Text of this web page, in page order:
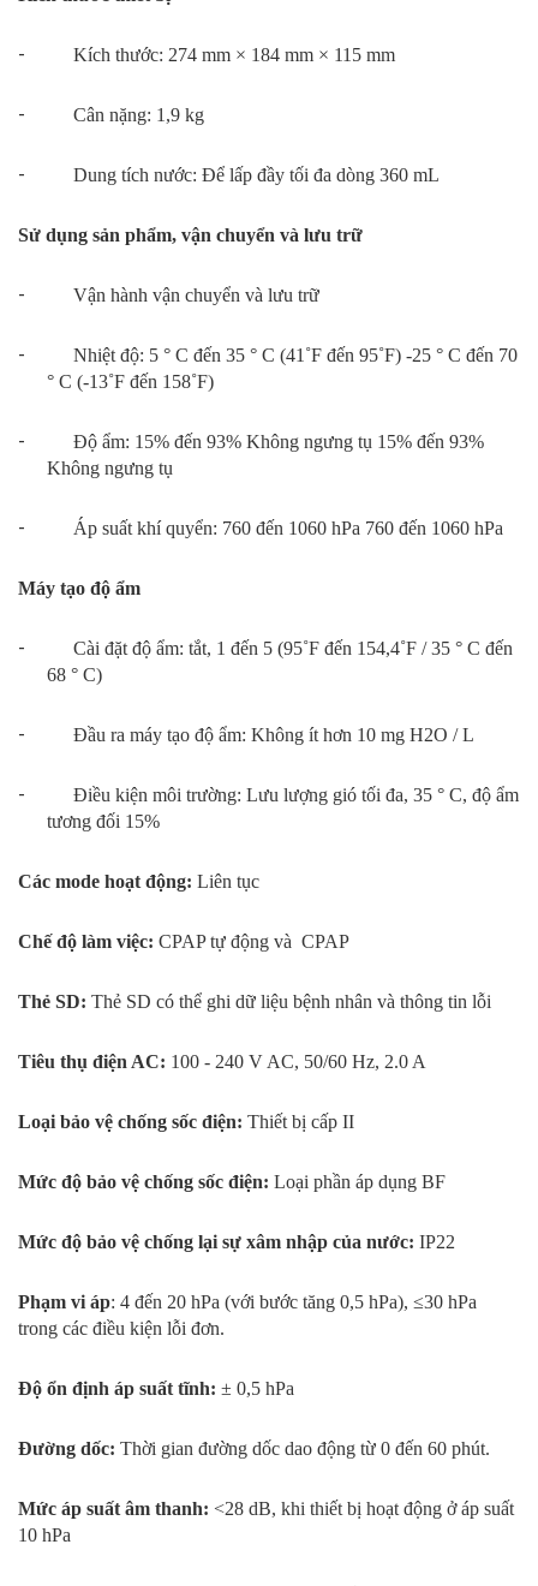
- Kích thước: 274 mm × 184 mm × 115 mm
- Cân nặng: 1,9 kg
- Dung tích nước: Để lấp đầy tối đa dòng 360 mL
Sử dụng sản phẩm, vận chuyển và lưu trữ
- Vận hành vận chuyển và lưu trữ
- Nhiệt độ: 5 ° C đến 35 ° C (41˚F đến 95˚F) -25 ° C đến 70
° C (-13˚F đến 158˚F)
- Độ ẩm: 15% đến 93% Không ngưng tụ 15% đến 93%
Không ngưng tụ
- Áp suất khí quyển: 760 đến 1060 hPa 760 đến 1060 hPa
Máy tạo độ ẩm
- Cài đặt độ ẩm: tắt, 1 đến 5 (95˚F đến 154,4˚F / 35 ° C đến
68 ° C)
- Đầu ra máy tạo độ ẩm: Không ít hơn 10 mg H2O / L
- Điều kiện môi trường: Lưu lượng gió tối đa, 35 ° C, độ ẩm
tương đối 15%
Các mode hoạt động: Liên tục
Chế độ làm việc: CPAP tự động và CPAP
Thẻ SD: Thẻ SD có thể ghi dữ liệu bệnh nhân và thông tin lỗi
Tiêu thụ điện AC: 100 - 240 V AC, 50/60 Hz, 2.0 A
Loại bảo vệ chống sốc điện: Thiết bị cấp II
Mức độ bảo vệ chống sốc điện: Loại phần áp dụng BF
Mức độ bảo vệ chống lại sự xâm nhập của nước: IP22
Phạm vi áp: 4 đến 20 hPa (với bước tăng 0,5 hPa), ≤30 hPa
trong các điều kiện lỗi đơn.
Độ ổn định áp suất tĩnh: ± 0,5 hPa
Đường dốc: Thời gian đường dốc dao động từ 0 đến 60 phút.
Mức áp suất âm thanh: <28 dB, khi thiết bị hoạt động ở áp suất
10 hPa